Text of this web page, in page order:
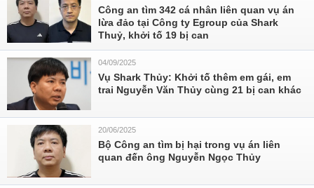
Công an tìm 342 cá nhân liên quan vụ án
lừa đảo tại Công ty Egroup của Shark
Thuỷ, khởi tố 19 bị can
04/09/2025
Vụ Shark Thủy: Khởi tố thêm em gái, em
trai Nguyễn Văn Thủy cùng 21 bị can khác
20/06/2025
Bộ Công an tìm bị hại trong vụ án liên
quan đến ông Nguyễn Ngọc Thủy